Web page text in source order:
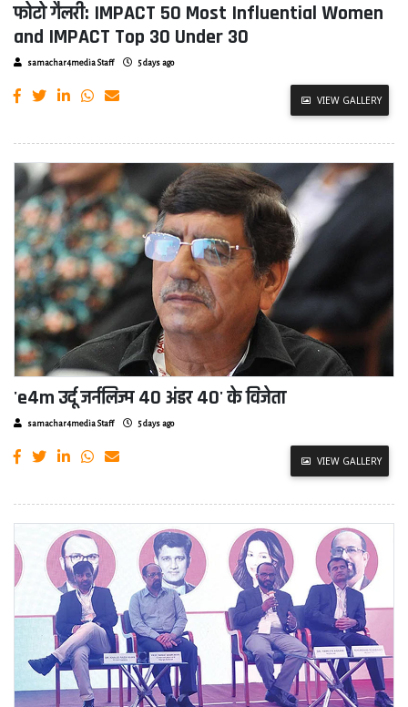
फोटो गैलरी: IMPACT 50 Most Influential Women
and IMPACT Top 30 Under 30
samachar4media Staff 5 days ago
VIEW GALLERY
'e4m उर्दू जर्नलिज्म 40 अंडर 40' के विजेता
samachar4media Staff 5 days ago
VIEW GALLERY